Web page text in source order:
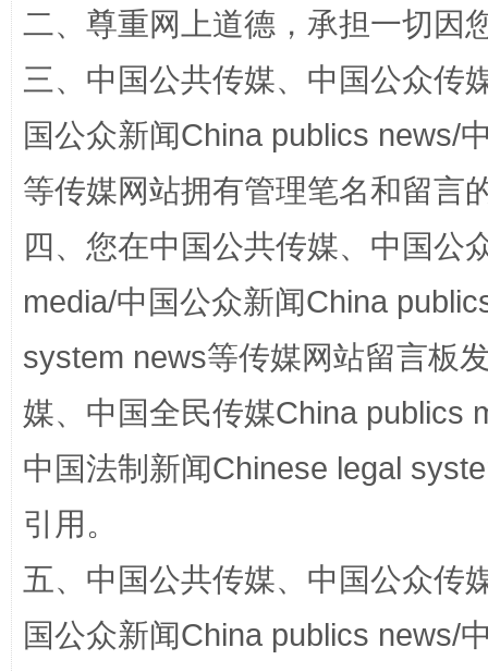
阿坝州三大球赛在茂县开幕 规模
国家大学科技园优化重塑工作
二、尊重网上道德，承担一切因
三、中国公共传媒、中国公众传
国公众新闻China publics news/
等传媒网站拥有管理笔名和留言
四、您在中国公共传媒、中国公
media/中国公众新闻China
system news等传媒网站留言板
媒、中国全民传媒China publics
中国法制新闻Chinese legal
引用。
五、中国公共传媒、中国公众传
国公众新闻China publics news/